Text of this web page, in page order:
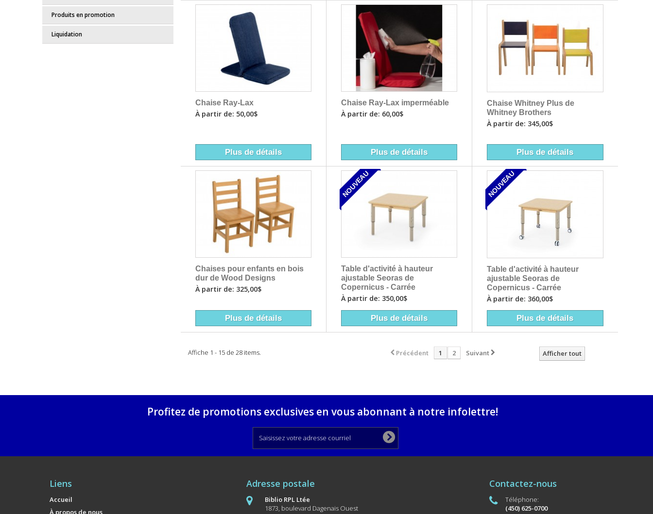
Produits en promotion
Liquidation
Chaise Ray-Lax
À partir de: 50,00$
Plus de détails
Chaise Ray-Lax imperméable
À partir de: 60,00$
Plus de détails
Chaise Whitney Plus de
Whitney Brothers
À partir de: 345,00$
Plus de détails
Chaises pour enfants en bois
dur de Wood Designs
À partir de: 325,00$
Plus de détails
NOUVEAU
Table d'activité à hauteur
ajustable Seoras de
Copernicus - Carrée
À partir de: 350,00$
Plus de détails
NOUVEAU
Table d'activité à hauteur
ajustable Seoras de
Copernicus - Carrée
À partir de: 360,00$
Plus de détails
Afficher tout
Précédent 1 2 Suivant
Affiche 1 - 15 de 28 items.
Profitez de promotions exclusives en vous abonnant à notre infolettre!
Liens
Accueil
À propos de nous
Adresse postale
Biblio RPL Ltée
1873, boulevard Dagenais Ouest
Contactez-nous
Téléphone:
(450) 625-0700